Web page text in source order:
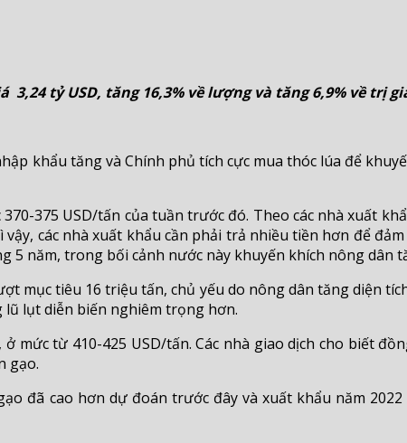
tỷ USD, tăng 16,3% về lượng và tăng 6,9% về trị
khẩu tăng và Chính phủ tích cực mua thóc lúa để
375 USD/tấn của tuần trước đó. Theo các nhà xuất
các nhà xuất khẩu cần phải trả nhiều tiền hơn để
năm, trong bối cảnh nước này khuyến khích nông dân
mục tiêu 16 triệu tấn, chủ yếu do nông dân tăng diện
lũ lụt diễn biến nghiêm trọng hơn.
mức từ 410-425 USD/tấn. Các nhà giao dịch cho biết
gạo.
đã cao hơn dự đoán trước đây và xuất khẩu năm